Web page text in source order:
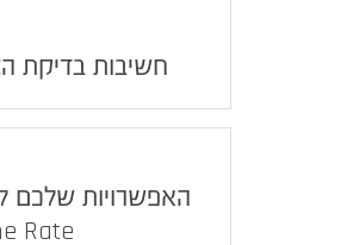
חשיבות בדיקת
Rate